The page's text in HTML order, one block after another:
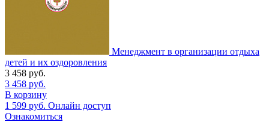
Менеджмент в организации отдыха
детей и их оздоровления
3 458 руб.
3 458 руб.
В корзину
1 599 руб. Онлайн доступ
Ознакомиться